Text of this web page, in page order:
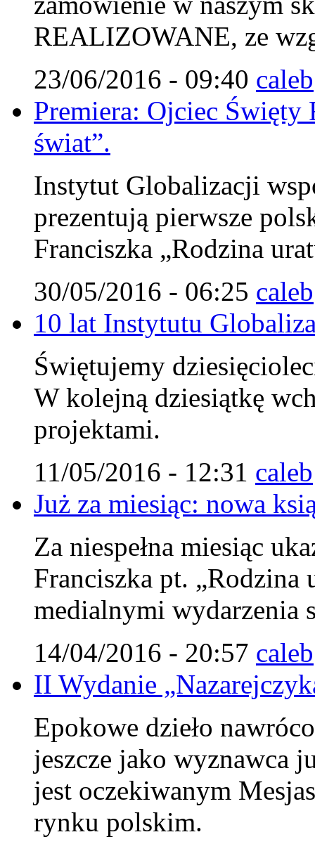
REALIZOWANE, ze
23/06/2016 - 09:40 caleb
Premiera: Ojciec Święty
świat”.
Instytut Globalizacji
prezentują pierwsze
Franciszka „Rodzina
30/05/2016 - 06:25 caleb
10 lat Instytutu
Świętujemy
W kolejną dziesiątkę
projektami.
11/05/2016 - 12:31 caleb
Już za miesiąc: nowa
Za niespełna miesiąc
Franciszka pt. „Rodzina
medialnymi wydarzenia
14/04/2016 - 20:57 caleb
II Wydanie
Epokowe dzieło
jeszcze jako wyznawca
jest oczekiwanym
rynku polskim.